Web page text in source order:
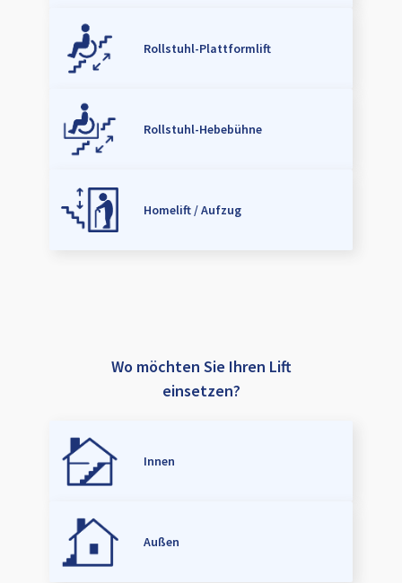
Rollstuhl-Plattformlift
Rollstuhl-Hebebühne
Homelift / Aufzug
Wo möchten Sie Ihren Lift
einsetzen?
Innen
Außen